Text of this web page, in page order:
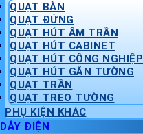
QUẠT BÀN
QUẠT ĐỨNG
QUẠT HÚT ÂM TRẦN
QUẠT HÚT CABINET
QUẠT HÚT CÔNG NGHIỆP
QUẠT HÚT GẮN TƯỜNG
QUẠT TRẦN
QUẠT TREO TƯỜNG
PHỤ KIỆN KHÁC
DÂY ĐIỆN